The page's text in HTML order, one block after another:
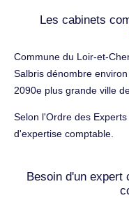
Les cabinets
Commune du Loir-et-
Salbris dénombre
2090e plus grande ville
Selon l'Ordre des
d'expertise comptable.
Besoin d'un expert